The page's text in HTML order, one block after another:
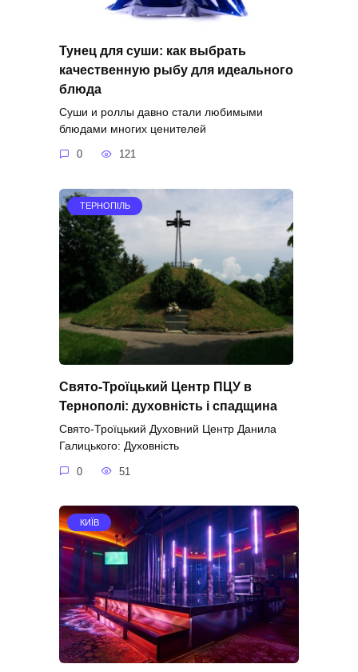
Тунец для суши: как выбрать
качественную рыбу для идеального
блюда
Суши и роллы давно стали любимыми
блюдами многих ценителей
0 121
ТЕРНОПІЛЬ
Свято-Троїцький Центр ПЦУ в
Тернополі: духовність і спадщина
Свято-Троїцький Духовний Центр Данила
Галицького: Духовність
0 51
КИЇВ